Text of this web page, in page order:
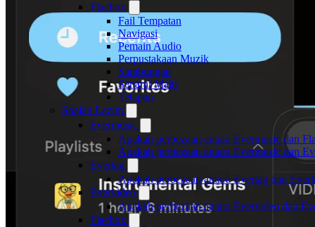
Flacbox
Fail Tempatan
Navigasi
Pemain Audio
Perpustakaan Muzik
Sambungan
Senarai Main
Tetapan
Soalan Lazim
Evermusic
Apakah perbezaan antara Evermusic dan
Apakah perbezaan antara Evermusic dan
Evertag
Apakah perbezaan antara Evertag dan
Evervideo
Apakah perbezaan antara Evervideo dan
Flacbox